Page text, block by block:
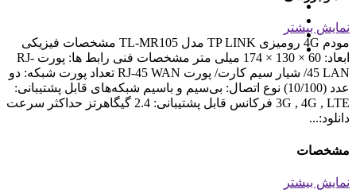
نمایش بیشتر
مودم 4G رومیزی TP LINK مدل TL-MR105 مشخصات فیزیکی
ابعاد: 60 × 130 × 174 میلی متر مشخصات فنی رابط‌‌ ها: پورت RJ-
45 LAN/ شیار سیم کارت/ پورت RJ-45 WAN تعداد پورت شبکه: دو
عدد (10/100) نوع اتصال: بی‌سیم و باسیم شبکه‌های قابل پشتیبانی:
3G , 4G , LTE فرکانس قابل پشتیبانی: 2.4 گیگاهرتز حداکثر سرعت
دانلود:...
مشخصات
نمایش بیشتر